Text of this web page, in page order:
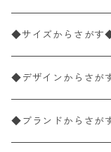
ペーパーナプキン2枚
ペーパーナプキン1枚
ペーパーナプキン20
◆サイズからさがす
33×33cm（ランチサ
バラ売り
25×25cm（カクテル
◆デザインからさが
花柄
◆ブランドからさが